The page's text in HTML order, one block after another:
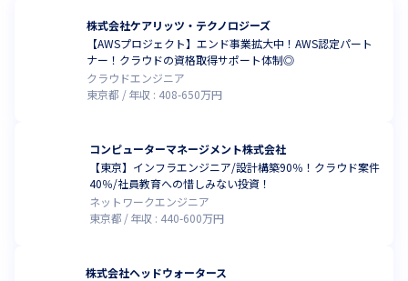
株式会社ケアリッツ・テクノロジーズ
【AWSプロジェクト】エンド事業拡大中！AWS認定パート
ナー！クラウドの資格取得サポート体制◎
クラウドエンジニア
東京都
年収 : 408-650万円
コンピューターマネージメント株式会社
【東京】インフラエンジニア/設計構築90％！クラウド案件
40％/社員教育への惜しみない投資！
ネットワークエンジニア
東京都
年収 : 440-600万円
株式会社ヘッドウォータース